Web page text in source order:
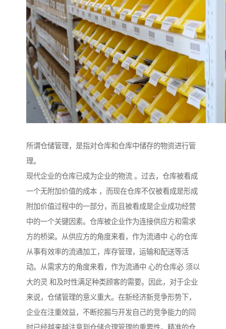
所谓仓储管理，是指对仓库和仓库中储存的物资进行管
理。
现代企业的仓库已成为企业的物流 。过去，仓库被看成
一个无附加价值的成本 ，而现在仓库不仅被看成是形成
附加价值过程中的一部分，而且被看成是企业成功经营
中的一个关键因素。仓库被企业作为连接供应方和需求
方的桥梁。从供应方的角度来看，作为流通中 心的仓库
从事有效率的流通加工，库存管理，运输和配送等活
动。从需求方的角度来看，作为流通中 心的仓库必 须以
大的灵 和及时性满足种类顾客的需要。因此，对于企业
来说，仓储管理的意义重大。在新经济新竞争形势下，
企业在注重效益，不断挖掘与开发自己的竞争能力的同
时已经越来越注意到仓储合理管理的重要性。精准的仓